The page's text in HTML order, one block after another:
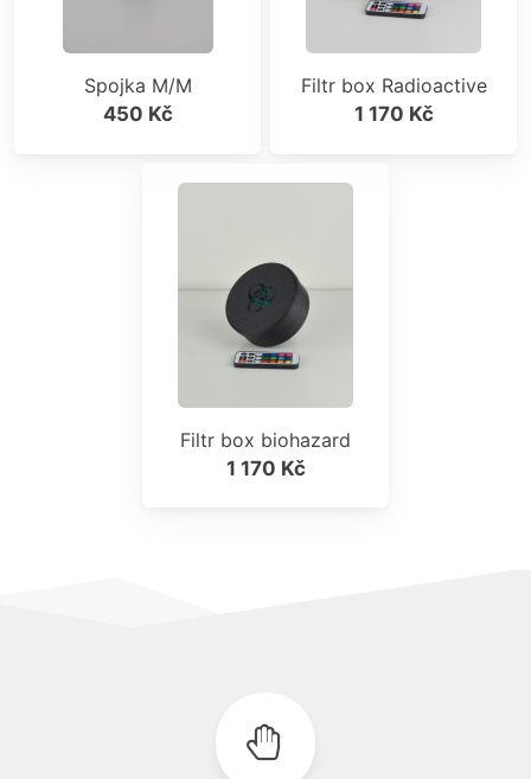
Spojka M/M
450 Kč
Filtr box Radioactive
1 170 Kč
Filtr box biohazard
1 170 Kč